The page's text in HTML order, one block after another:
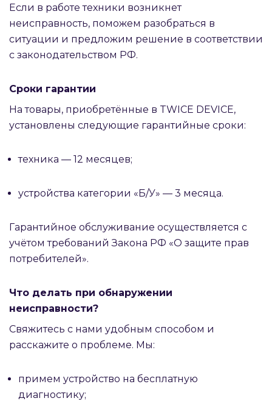
Если в работе техники возникнет
неисправность, поможем разобраться в
ситуации и предложим решение в соответствии
с законодательством РФ.
Сроки гарантии
На товары, приобретённые в TWICE DEVICE,
установлены следующие гарантийные сроки:
техника — 12 месяцев;
устройства категории «Б/У» — 3 месяца.
Гарантийное обслуживание осуществляется с
учётом требований Закона РФ «О защите прав
потребителей».
Что делать при обнаружении
неисправности?
Свяжитесь с нами удобным способом и
расскажите о проблеме. Мы:
примем устройство на бесплатную
диагностику;